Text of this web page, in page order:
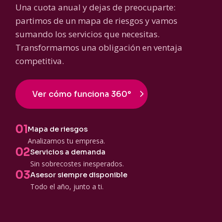
Una cuota anual y dejas de preocuparte:
partimos de un mapa de riesgos y vamos
sumando los servicios que necesitas.
Transformamos una obligación en ventaja
competitiva.
Ver cómo funciona 360°
01Mapa de riesgos
Analizamos tu empresa.
02Servicios a demanda
Sin sobrecostes inesperados.
03Asesor siempre disponible
Todo el año, junto a ti.